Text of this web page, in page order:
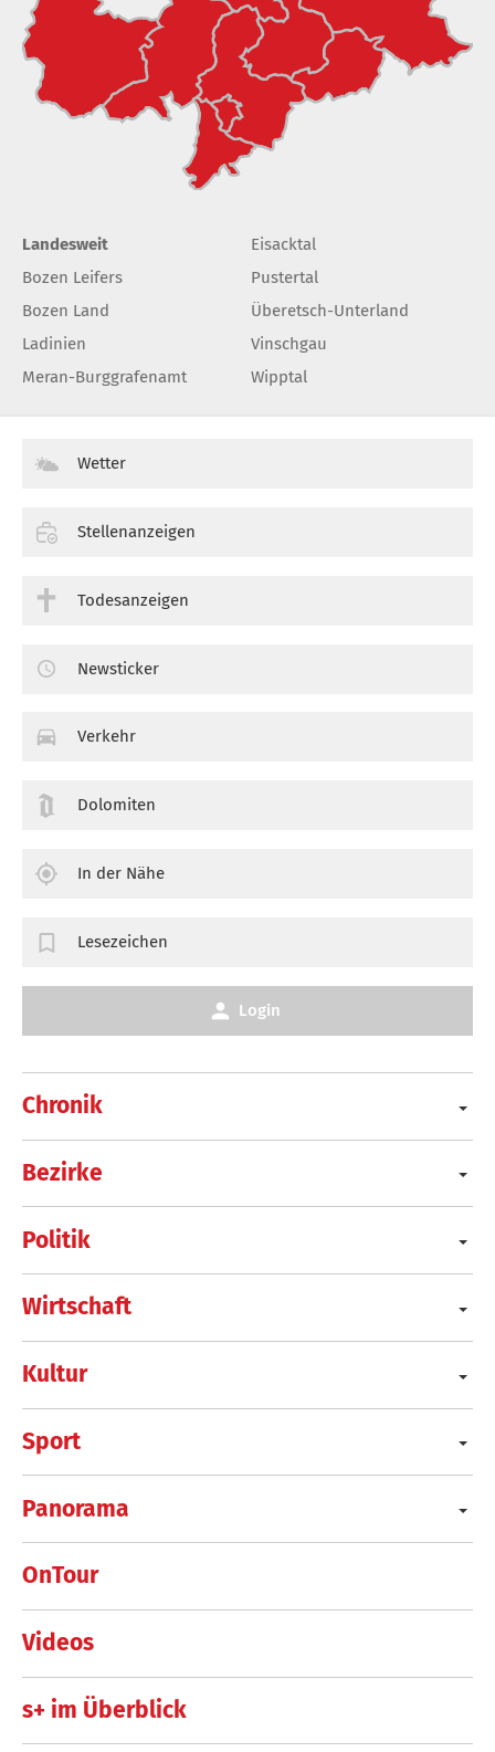
Landesweit
Bozen Leifers
Bozen Land
Ladinien
Meran-Burggrafenamt
Eisacktal
Pustertal
Überetsch-Unterland
Vinschgau
Wipptal
Chronik
Bezirke
Politik
Wirtschaft
Kultur
Sport
Panorama
OnTour
Videos
s+ im Überblick
Wetter
Stellenanzeigen
Todesanzeigen
Newsticker
Verkehr
Dolomiten
In der Nähe
Lesezeichen
Login